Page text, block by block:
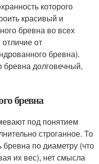
которого
красивый и
бревна во всех
от
бревна).
бревна долговечный,
бревна
под понятием
строганное. То
по диаметру (что
их вес), нет смысла